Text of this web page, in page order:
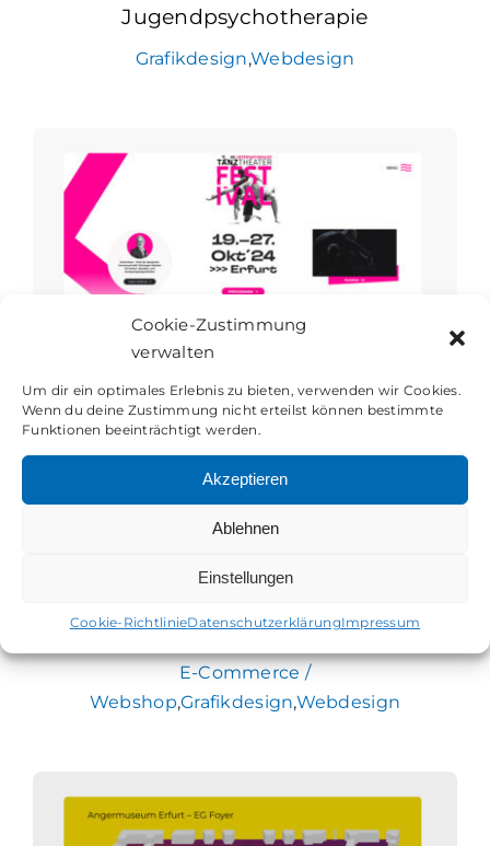
Cookie-Zustimmung
verwalten
Um dir ein optimales Erlebnis zu bieten, verwenden wir Cookies.
Wenn du deine Zustimmung nicht erteilst können bestimmte
Funktionen beeinträchtigt werden.
Akzeptieren
Ablehnen
Einstellungen
Cookie-RichtlinieDatenschutzerklärungImpressum
Jugendpsychotherapie
Grafikdesign,Webdesign
Festival in Erfurt
E-Commerce /
Webshop,Grafikdesign,Webdesign